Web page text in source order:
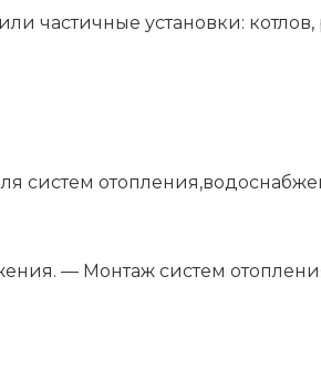
частичные установки: котлов,
систем
— Монтаж систем